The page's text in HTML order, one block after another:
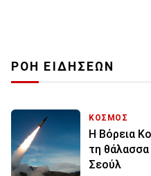
ΡΟΗ ΕΙΔΗΣΕΩΝ
ΚΟΣΜΟΣ
Η Βόρεια
τη θάλασσα
Σεούλ